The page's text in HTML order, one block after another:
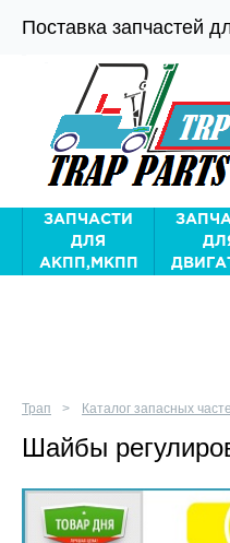
Поставка запчастей
ЗАПЧАСТИ
ДЛЯ
АКПП,МКПП
Трап Каталог запасных
Шайбы